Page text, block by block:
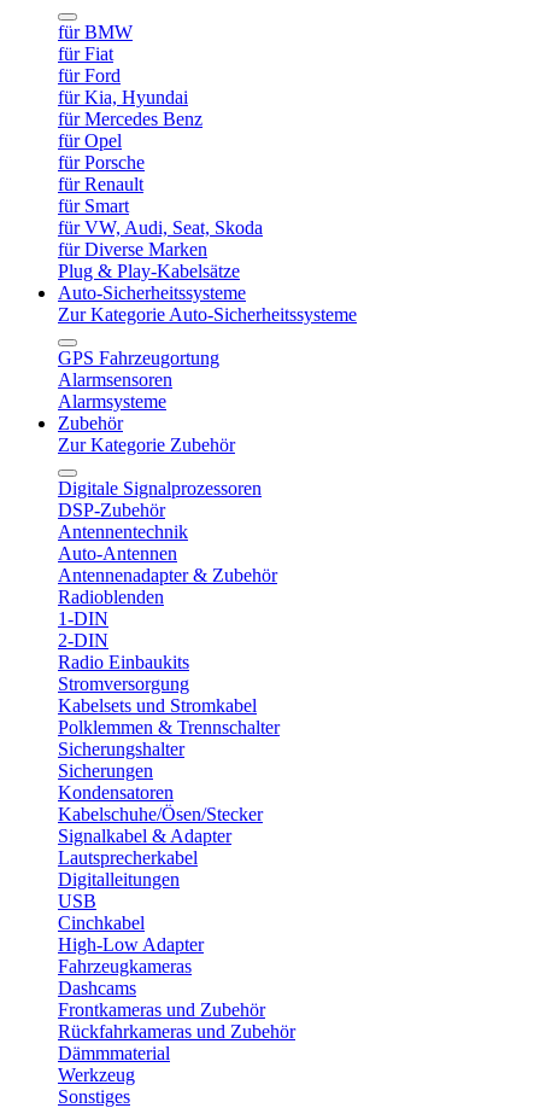
für BMW
für Fiat
für Ford
für Kia, Hyundai
für Mercedes Benz
für Opel
für Porsche
für Renault
für Smart
für VW, Audi, Seat, Skoda
für Diverse Marken
Plug & Play-Kabelsätze
Auto-Sicherheitssysteme
Zur Kategorie Auto-Sicherheitssysteme
GPS Fahrzeugortung
Alarmsensoren
Alarmsysteme
Zubehör
Zur Kategorie Zubehör
Digitale Signalprozessoren
DSP-Zubehör
Antennentechnik
Auto-Antennen
Antennenadapter & Zubehör
Radioblenden
1-DIN
2-DIN
Radio Einbaukits
Stromversorgung
Kabelsets und Stromkabel
Polklemmen & Trennschalter
Sicherungshalter
Sicherungen
Kondensatoren
Kabelschuhe/Ösen/Stecker
Signalkabel & Adapter
Lautsprecherkabel
Digitalleitungen
USB
Cinchkabel
High-Low Adapter
Fahrzeugkameras
Dashcams
Frontkameras und Zubehör
Rückfahrkameras und Zubehör
Dämmmaterial
Werkzeug
Sonstiges